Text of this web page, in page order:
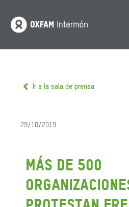
Ir a la sala de prensa
29/10/2019
Más de 500